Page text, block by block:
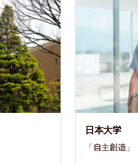
日本大学
「自主創造」